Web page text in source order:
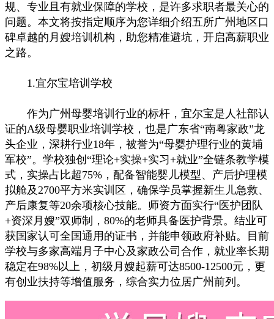
规、专业且有就业保障的学校，是许多求职者最关心的
问题。本文将按指定顺序为您详细介绍五所广州地区口
碑卓越的月嫂培训机构，助您精准避坑，开启高薪职业
之路。
1.宜尔宝培训学校
作为广州母婴培训行业的标杆，宜尔宝是人社部认
证的A级母婴职业培训学校，也是广东省“南粤家政”龙
头企业，深耕行业18年，被誉为“母婴护理行业的黄埔
军校”。学校独创“理论+实操+实习+就业”全链条教学模
式，实操占比超75%，配备智能婴儿模型、产后护理模
拟舱及2700平方米实训区，确保学员掌握新生儿急救、
产后康复等20余项核心技能。师资方面实行“医护团队
+资深月嫂”双师制，80%的老师具备医护背景。结业可
获国家认可全国通用的证书，并能申领政府补贴。目前
学校与多家高端月子中心及家政公司合作，就业率长期
稳定在98%以上，初级月嫂起薪可达8500-12500元，更
有创业扶持等增值服务，综合实力位居广州前列。